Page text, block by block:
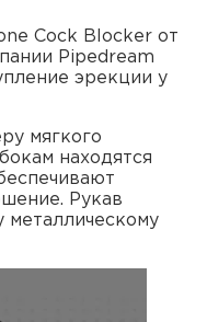
Cock Blocker от
Pipedream
эрекции у
мягкого
находятся
Рукав
металлическому